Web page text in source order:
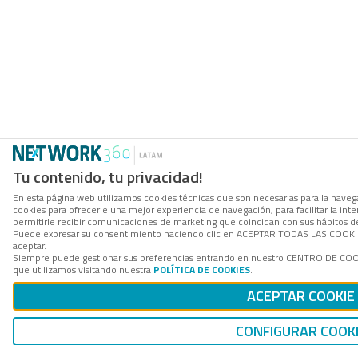
Tu contenido, tu privacidad!
En esta página web utilizamos cookies técnicas que son necesarias para la
cookies para ofrecerle una mejor experiencia de navegación, para facilitar la
permitirle recibir comunicaciones de marketing que coincidan con sus hábitos
Puede expresar su consentimiento haciendo clic en ACEPTAR TODAS LAS
aceptar.
Siempre puede gestionar sus preferencias entrando en nuestro CENTRO DE
que utilizamos visitando nuestra POLÍTICA DE COOKIES.
ACEPTAR COOKIE
CONFIGURAR